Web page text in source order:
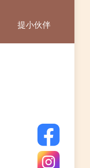
提小伙伴